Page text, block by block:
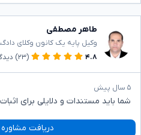
طاهر مصطفی
وکیل پایه یک کانون وکلای
۴.۸
(۲۳)
۵ سال پیش
شما باید مستندات و دلایلی برای
دریافت